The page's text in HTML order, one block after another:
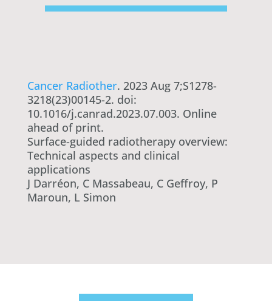
Cancer Radiother. 2023 Aug 7;S1278-
3218(23)00145-2. doi:
10.1016/j.canrad.2023.07.003. Online
ahead of print.
Surface-guided radiotherapy overview:
Technical aspects and clinical
applications
J Darréon, C Massabeau, C Geffroy, P
Maroun, L Simon